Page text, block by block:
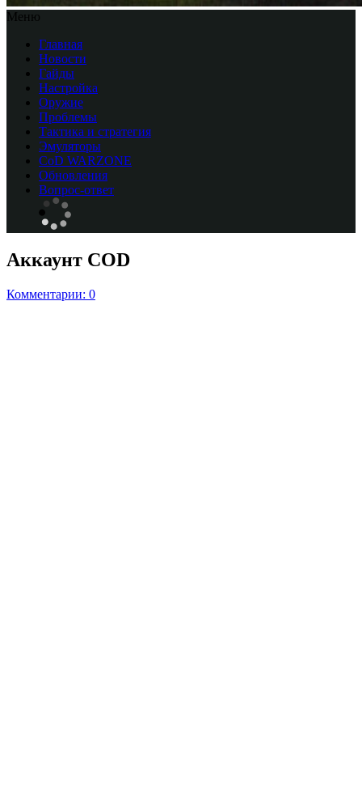
Меню
Главная
Новости
Гайды
Настройка
Оружие
Проблемы
Тактика и стратегия
Эмуляторы
CоD WARZONE
Обновления
Вопрос-ответ
Аккаунт COD
Комментарии: 0